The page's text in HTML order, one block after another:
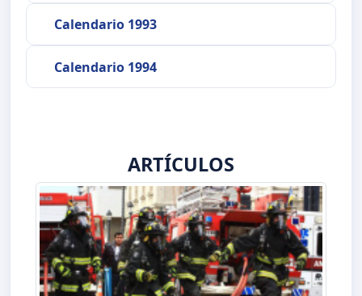
Calendario 1993
Calendario 1994
ARTÍCULOS